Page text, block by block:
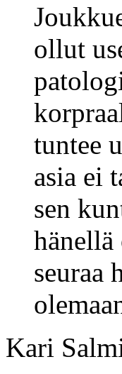
ollut
tuntee
asia ei
sen
seuraa
Kari